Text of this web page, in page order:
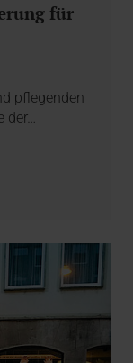
für
pflegenden
der…